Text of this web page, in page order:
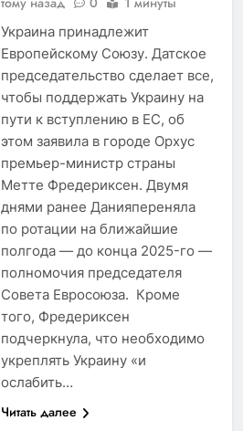
Украина принадлежит
Европейскому Союзу. Датское
председательство сделает все,
чтобы поддержать Украину на
пути к вступлению в ЕС, об
этом заявила в городе Орхус
премьер-министр страны
Метте Фредериксен. Двумя
днями ранее Данияпереняла
по ротации на ближайшие
полгода — до конца 2025-го —
полномочия председателя
Совета Евросоюза. Кроме
того, Фредериксен
подчеркнула, что необходимо
укреплять Украину «и
ослабить…
Читать далее